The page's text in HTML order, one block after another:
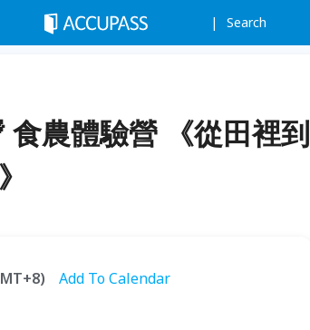
Search
食農體驗營 《從田裡到
Add To Calendar